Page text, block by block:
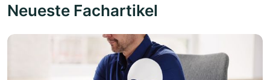
Neueste Fachartikel